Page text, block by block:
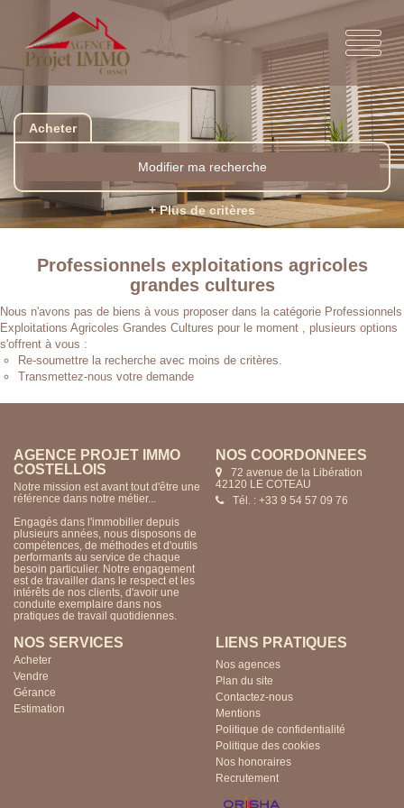
Acheter
Modifier ma recherche
+ Plus de critères
Professionnels exploitations agricoles
grandes cultures
Nous n'avons pas de biens à vous proposer dans la catégorie Professionnels
Exploitations Agricoles Grandes Cultures pour le moment , plusieurs options
s'offrent à vous :
Re-soumettre la recherche avec moins de critères.
Transmettez-nous votre demande
AGENCE PROJET IMMO
COSTELLOIS
Notre mission est avant tout d'être une
référence dans notre métier...
Engagés dans l'immobilier depuis
plusieurs années, nous disposons de
compétences, de méthodes et d'outils
performants au service de chaque
besoin particulier. Notre engagement
est de travailler dans le respect et les
intérêts de nos clients, d'avoir une
conduite exemplaire dans nos
pratiques de travail quotidiennes.
NOS COORDONNÉES
72 avenue de la Libération
42120 LE COTEAU
Tél. : +33 9 54 57 09 76
NOS SERVICES
Acheter
Vendre
Gérance
Estimation
LIENS PRATIQUES
Nos agences
Plan du site
Contactez-nous
Mentions
Politique de confidentialité
Politique des cookies
Nos honoraires
Recrutement